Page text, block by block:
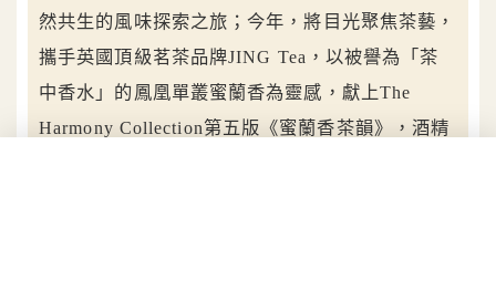
然共生的風味探索之旅；今年，將目光聚焦茶藝，
攜手英國頂級茗茶品牌JING Tea，以被譽為「茶
中香水」的鳳凰單叢蜜蘭香為靈感，獻上The
Harmony Collection第五版《蜜蘭香茶韻》，酒精